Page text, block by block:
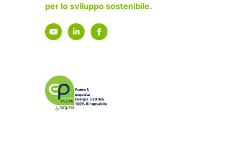
per lo sviluppo sostenibile.